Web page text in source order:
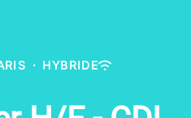
· HYBRIDE